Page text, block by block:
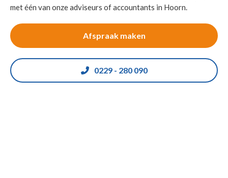
met één van onze adviseurs of accountants in Hoorn.
Afspraak maken
0229 - 280 090